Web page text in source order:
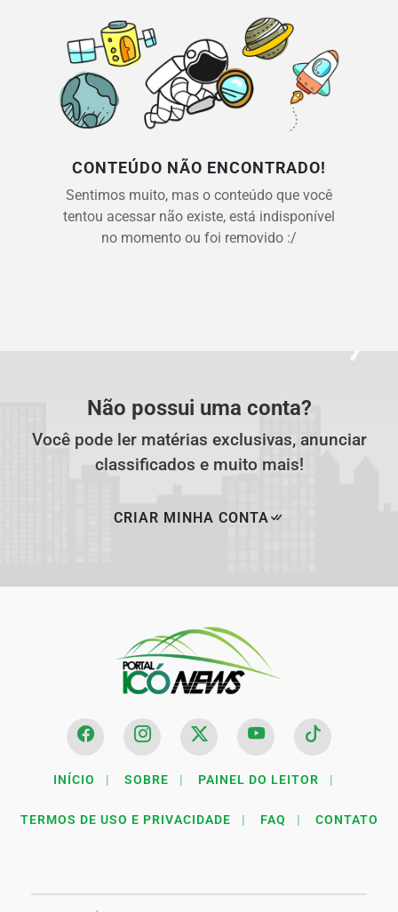
CONTEÚDO NÃO ENCONTRADO!
Sentimos muito, mas o conteúdo que você
tentou acessar não existe, está indisponível
no momento ou foi removido :/
Não possui uma conta?
Você pode ler matérias exclusivas, anunciar
classificados e muito mais!
CRIAR MINHA CONTA
INÍCIO | SOBRE | PAINEL DO LEITOR |
TERMOS DE USO E PRIVACIDADE | FAQ | CONTATO
você concorda com nossos Termos de Uso e